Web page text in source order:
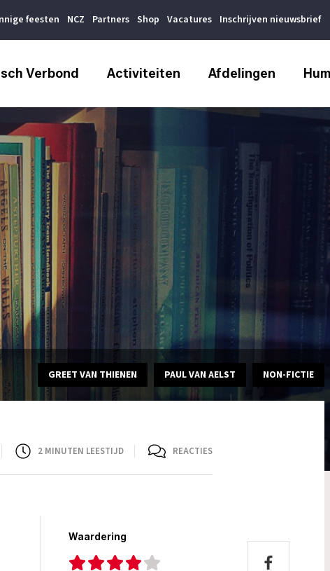
feesten NCZ Partners Shop Vacatures Inschrijven nieuwsbrief
Verbond Activiteiten Afdelingen
GREET VAN THIENEN PAUL VAN AELST NON-FICTIE
2 MINUTEN LEESTIJD REACTIES
Waardering